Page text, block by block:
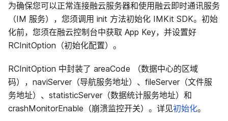
为确保您可以正常连接融云服务器和使用融云即时通讯服务
（IM 服务），您须调用 init 方法初始化 IMKit SDK。初始
化前，您须在融云控制台中获取 App Key，并设置好
RCInitOption（初始化配置）。
RCInitOption 中封装了 areaCode （数据中心的区域
码），naviServer（导航服务地址）、fileServer（文件服
务地址）、statisticServer（数据统计服务地址）和
crashMonitorEnable（崩溃监控开关）。详见初始化。